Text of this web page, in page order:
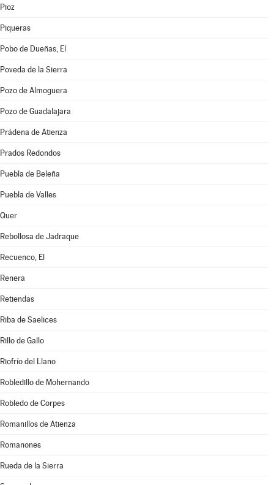
Pioz
Piqueras
Pobo de Dueñas, El
Poveda de la Sierra
Pozo de Almoguera
Pozo de Guadalajara
Prádena de Atienza
Prados Redondos
Puebla de Beleña
Puebla de Valles
Quer
Rebollosa de Jadraque
Recuenco, El
Renera
Retiendas
Riba de Saelices
Rillo de Gallo
Riofrío del Llano
Robledillo de Mohernando
Robledo de Corpes
Romanillos de Atienza
Romanones
Rueda de la Sierra